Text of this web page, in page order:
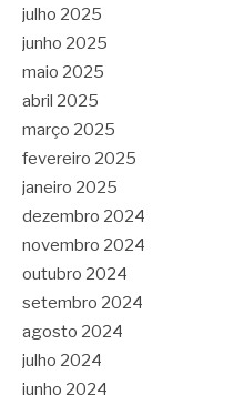
julho 2025
junho 2025
maio 2025
abril 2025
março 2025
fevereiro 2025
janeiro 2025
dezembro 2024
novembro 2024
outubro 2024
setembro 2024
agosto 2024
julho 2024
junho 2024